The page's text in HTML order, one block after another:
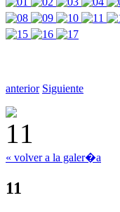
anterior Siguiente
« volver a la galer�a
11